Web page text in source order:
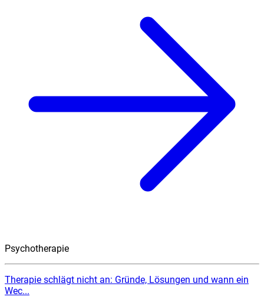
Psychotherapie
Therapie schlägt nicht an: Gründe, Lösungen und wann ein
Wec...